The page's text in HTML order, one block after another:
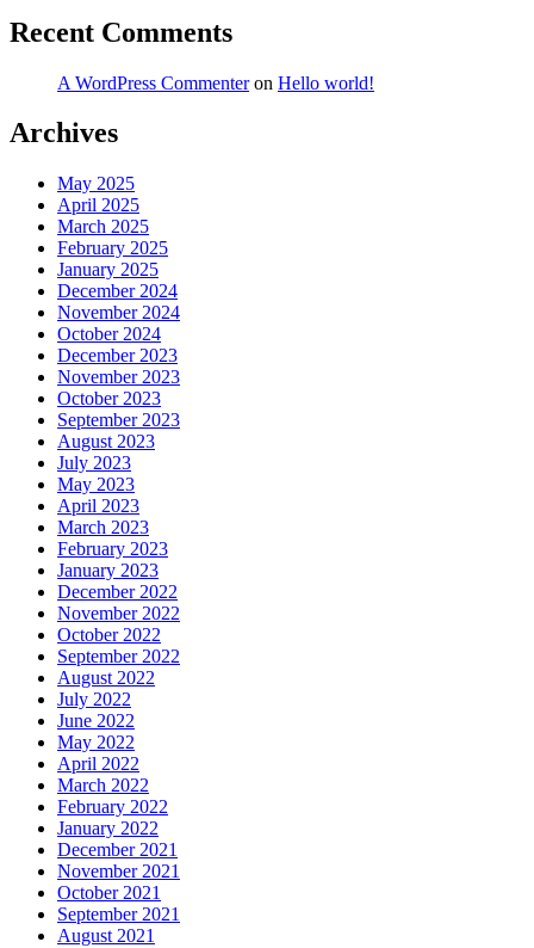
Recent Comments
A WordPress Commenteron Hello world!
Archives
May 2025
April 2025
March 2025
February 2025
January 2025
December 2024
November 2024
October 2024
December 2023
November 2023
October 2023
September 2023
August 2023
July 2023
May 2023
April 2023
March 2023
February 2023
January 2023
December 2022
November 2022
October 2022
September 2022
August 2022
July 2022
June 2022
May 2022
April 2022
March 2022
February 2022
January 2022
December 2021
November 2021
October 2021
September 2021
August 2021